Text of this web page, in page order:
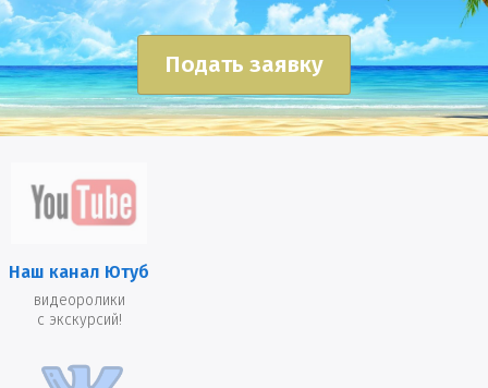
Подать заявку
Наш канал Ютуб
видеоролики
с экскурсий!